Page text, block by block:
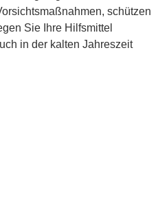
schützen
Sie Ihre Hilfsmittel
in der kalten Jahreszeit